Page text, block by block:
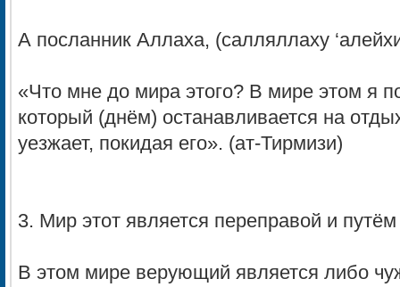
А посланник Аллаха, (салляллаху
«Что мне до мира этого? В мире этом я
который (днём) останавливается на
уезжает, покидая его». (ат-Тирмизи)
3. Мир этот является переправой и
В этом мире верующий является либо